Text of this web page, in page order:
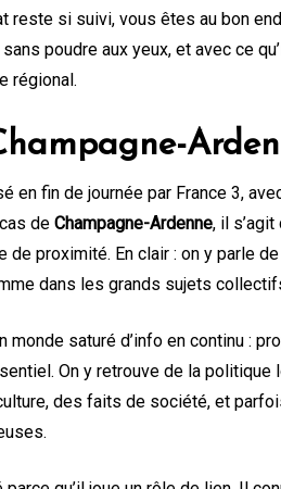
reste si suivi, vous êtes au bon
poudre aux yeux, et avec ce
régional.
en fin de journée par France 3,
de Champagne-Ardenne, il s’agit
proximité. En clair : on y parle
dans les grands sujets
saturé d’info en continu :
On y retrouve de la politique
des faits de société, et